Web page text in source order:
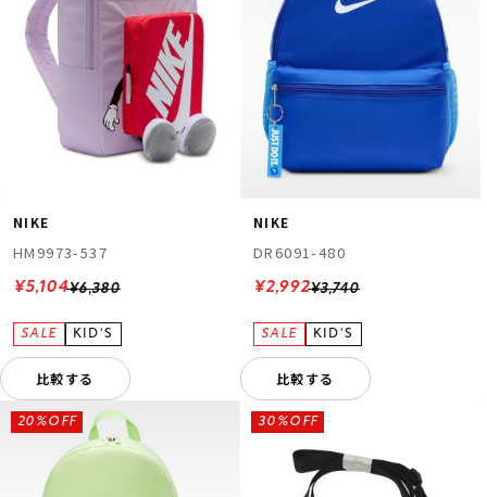
NIKE
HM9973-537
¥6,380
¥5,104
比較する
NIKE
DR6091-480
¥3,740
¥2,992
比較する
20%OFF 30%OFF